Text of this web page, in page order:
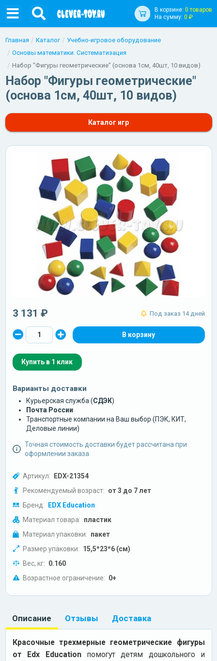
В корзине: 0 товаров
На сумму: 0 ₽
Главная Каталог
Учебно-игровое оборудование
Основы математики. Систематизация
Набор "Фигуры геометрические" (основа 1см, 40шт, 10 видов)
Набор "Фигуры геометрические"
(основа 1см, 40шт, 10 видов)
Каталог игр
3 131 ₽ Под заказ 14 дней
Купить в 1 клик
Варианты доставки
Курьерская служба (СДЭК)
Почта России
Транспортные компании на Ваш выбор (ПЭК, КИТ,
Деловые линии)
Точная стоимость доставки будет рассчитана при
оформлении заказа
Артикул: EDX-21354
Рекомендуемый возраст: от 3 до 7 лет
Бренд: EDX Education
Материал товара: пластик
Материал упаковки: пакет
Размер упаковки: 15,5*23*6 (см)
Вес, кг: 0.160
Возрастное ограничение: 0+
Описание Отзывы Доставка
Красочные трехмерные геометрические фигуры
от Edx Education помогут детям дошкольного и